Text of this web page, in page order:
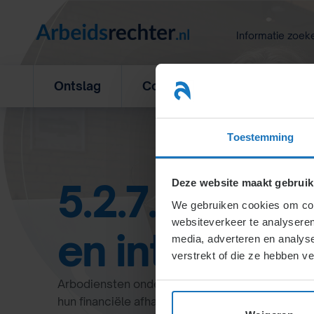
Toestemming
Deze website maakt
We gebruiken cookies om
websiteverkeer te
media, adverteren en
verstrekt of die ze hebben
Informatie
Ontslag Concurrentiebeding
5.2.7.3.
en interne
Arbodiensten ondersteunen werkgevers en
hun financiële afhankelijkheid van de